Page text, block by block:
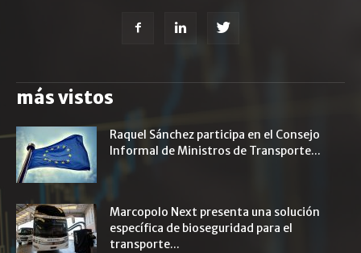
más vistos
Raquel Sánchez participa en el Consejo
Informal de Ministros de Transporte...
Marcopolo Next presenta una solución
específica de bioseguridad para el
transporte...